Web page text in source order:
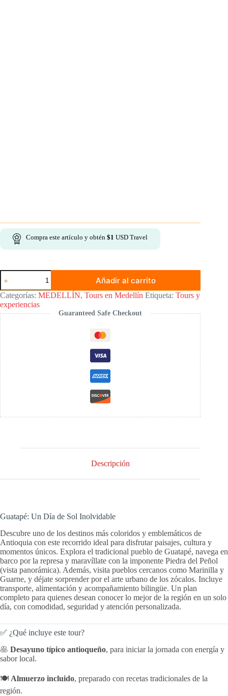
Compra este artículo y obtén $1 USD Travel
Tour
Guatapé
cantidad
Añadir al carrito
Categorías: MEDELLÍN, Tours en Medellín Etiqueta: Tours y
experiencias
Guaranteed Safe Checkout
Descripción
Guatapé: Un Día de Sol Inolvidable
Descubre uno de los destinos más coloridos y emblemáticos de
Antioquia con este recorrido ideal para disfrutar paisajes, cultura y
momentos únicos. Explora el tradicional pueblo de Guatapé, navega en
barco por la represa y maravíllate con la imponente Piedra del Peñol
(vista panorámica). Además, visita pueblos cercanos como Marinilla y
Guarne, y déjate sorprender por el arte urbano de los zócalos. Incluye
transporte, alimentación y acompañamiento bilingüe. Un plan
completo para quienes desean conocer lo mejor de la región en un solo
día, con comodidad, seguridad y atención personalizada.
✅ ¿Qué incluye este tour?
🥞 Desayuno típico antioqueño, para iniciar la jornada con energía y
sabor local.
🍽️ Almuerzo incluido, preparado con recetas tradicionales de la
región.